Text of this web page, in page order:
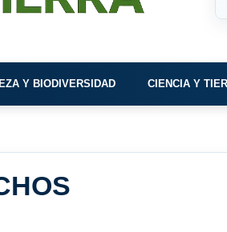
Y BIODIVERSIDAD CIENCIA Y